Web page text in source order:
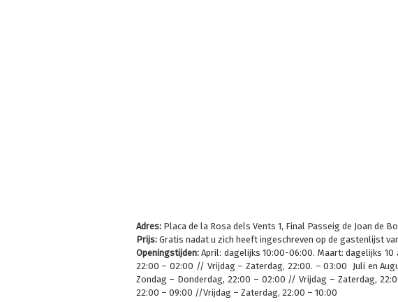
Adres:Placa de la Rosa dels Vents 1, Final Passeig de Joan de
Prijs:Gratis nadat u zich heeft ingeschreven op de gastenlijst
Openingstijden:April: dagelijks 10:00-06:00. Maart: dagelijks 10
22:00 – 02:00 // Vrijdag – Zaterdag, 22:00. – 03:00 Juli en
Zondag – Donderdag, 22:00 – 02:00 // Vrijdag – Zaterdag,
22:00 – 09:00 //Vrijdag – Zaterdag, 22:00 – 10:00